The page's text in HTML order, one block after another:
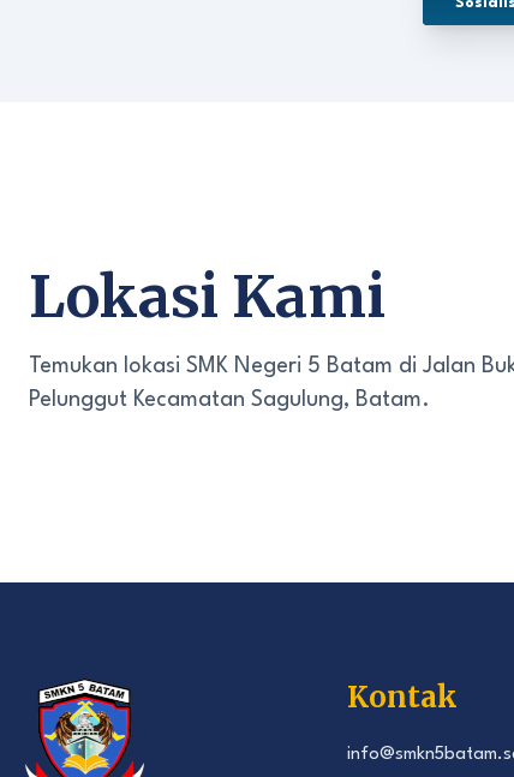
Lokasi Kami
Temukan lokasi SMK Negeri 5 Batam di Jalan
Pelunggut Kecamatan Sagulung, Batam.
Kontak